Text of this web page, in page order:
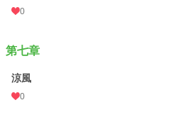
0
第七章
涼風
0